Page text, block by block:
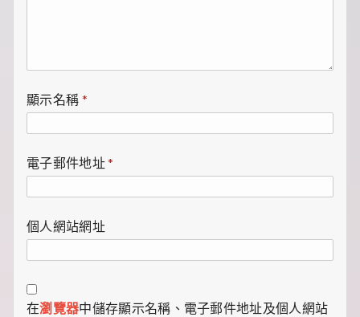
顯示名稱 *
電子郵件地址*
個人網站網址
在瀏覽器中儲存顯示名稱、電子郵件地址及個人網站